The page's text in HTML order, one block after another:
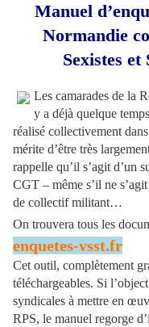
Manuel
Normandie
Sexistes
Les camarades de la
y a déjà quelque
réalisé collectivement
mérite d’être très
rappelle qu’il s’agit d’un
CGT – même s’il ne
de collectif militant…
On trouvera tous les
enquetes-vsst.fr
Cet outil, complètement
téléchargeables. Si
syndicales à mettre en
RPS, le manuel regorge